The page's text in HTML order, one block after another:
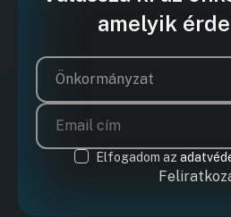
amelyik
Önkormányzat
Elfogadom az